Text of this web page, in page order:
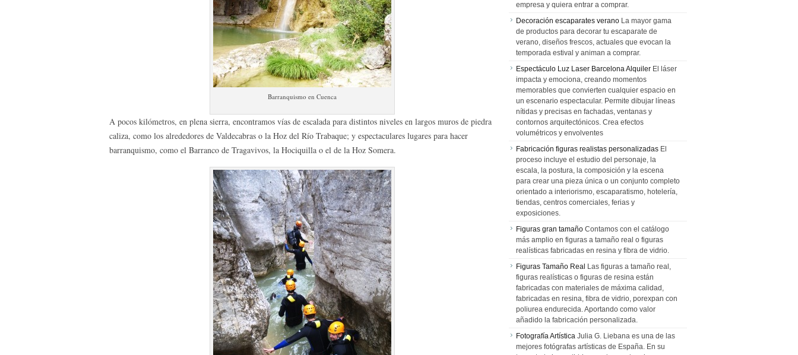
Barranquismo en Cuenca
A pocos kilómetros, en plena sierra, encontramos vías de escalada para distintos niveles en largos muros de piedra
caliza, como los alrededores de Valdecabras o la Hoz del Río Trabaque; y espectaculares lugares para hacer
barranquismo, como el Barranco de Tragavivos, la Hociquilla o el de la Hoz Somera.
empresa y quiera entrar a comprar.
Decoración escaparates verano La mayor gama
de productos para decorar tu escaparate de
verano, diseños frescos, actuales que evocan la
temporada estival y animan a comprar.
Espectáculo Luz Laser Barcelona Alquiler El láser
impacta y emociona, creando momentos
memorables que convierten cualquier espacio en
un escenario espectacular. Permite dibujar líneas
nítidas y precisas en fachadas, ventanas y
contornos arquitectónicos. Crea efectos
volumétricos y envolventes
Fabricación figuras realistas personalizadas El
proceso incluye el estudio del personaje, la
escala, la postura, la composición y la escena
para crear una pieza única o un conjunto completo
orientado a interiorismo, escaparatismo, hotelería,
tiendas, centros comerciales, ferias y
exposiciones.
Figuras gran tamaño Contamos con el catálogo
más amplio en figuras a tamaño real o figuras
realísticas fabricadas en resina y fibra de vidrio.
Figuras Tamaño Real Las figuras a tamaño real,
figuras realísticas o figuras de resina están
fabricadas con materiales de máxima calidad,
fabricadas en resina, fibra de vidrio, porexpan con
poliurea endurecida. Aportando como valor
añadido la fabricación personalizada.
Fotografía Artística Julia G. Liebana es una de las
mejores fotógrafas artísticas de España. En su